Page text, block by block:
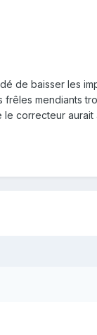
de baisser les
mendiants
correcteur